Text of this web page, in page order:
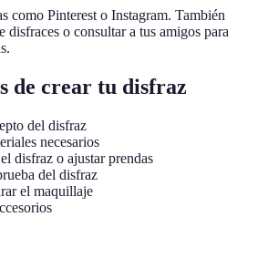
como Pinterest o Instagram. También
disfraces o consultar a tus amigos para
de crear tu disfraz
del disfraz
necesarios
disfraz o ajustar prendas
del disfraz
el maquillaje